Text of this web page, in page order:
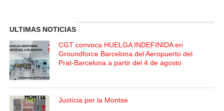
ULTIMAS NOTICIAS
CGT convoca HUELGA INDEFINIDA en
Groundforce Barcelona del Aeropuerto del
Prat-Barcelona a partir del 4 de agosto
Justícia per la Montse